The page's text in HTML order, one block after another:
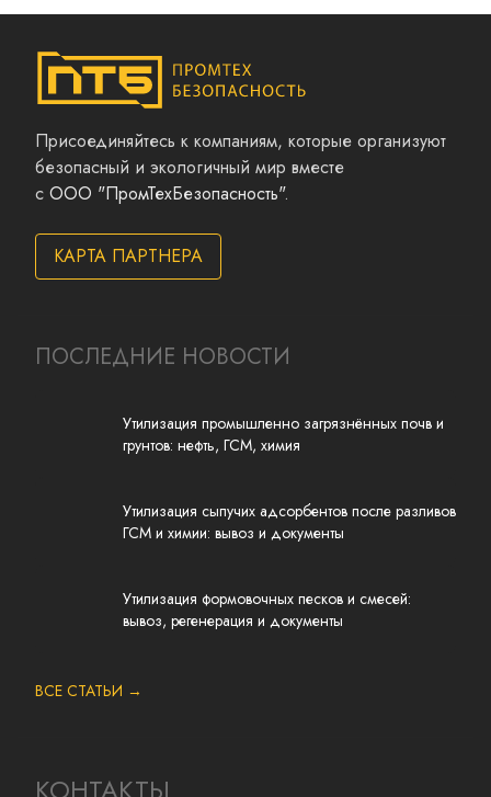
Присоединяйтесь к компаниям, которые организуют
безопасный и экологичный мир вместе
с ООО "ПромТехБезопасность".
КАРТА ПАРТНЕРА
ПОСЛЕДНИЕ НОВОСТИ
Утилизация промышленно загрязнённых почв и
грунтов: нефть, ГСМ, химия
Утилизация сыпучих адсорбентов после разливов
ГСМ и химии: вывоз и документы
Утилизация формовочных песков и смесей:
вывоз, регенерация и документы
ВСЕ СТАТЬИ →